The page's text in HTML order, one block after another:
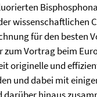
wissenschaftlichen
für den besten
zum Vortrag beim
originelle und
und dabei mit